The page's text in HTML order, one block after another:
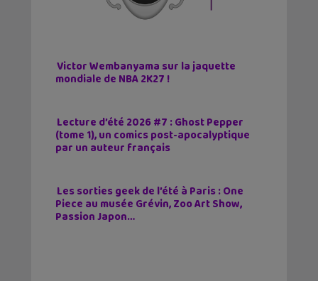
Victor Wembanyama sur la jaquette
mondiale de NBA 2K27 !
Lecture d’été 2026 #7 : Ghost Pepper
(tome 1), un comics post-apocalyptique
par un auteur français
Les sorties geek de l’été à Paris : One
Piece au musée Grévin, Zoo Art Show,
Passion Japon…